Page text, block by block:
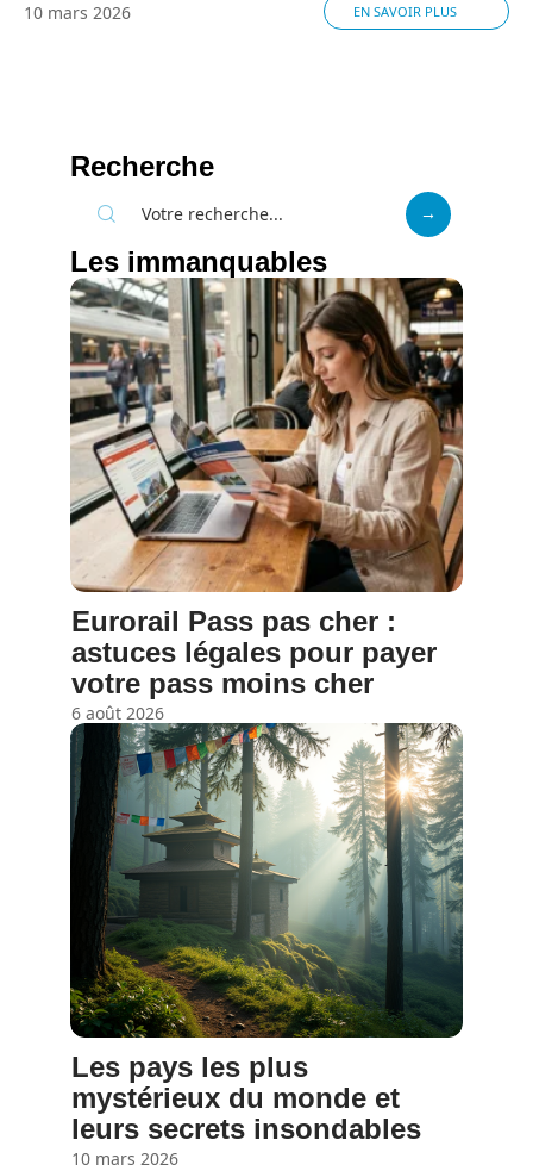
10 mars 2026 EN SAVOIR PLUS
Recherche
Les immanquables
Eurorail Pass pas cher :
astuces légales pour payer
votre pass moins cher
6 août 2026
Les pays les plus
mystérieux du monde et
leurs secrets insondables
10 mars 2026